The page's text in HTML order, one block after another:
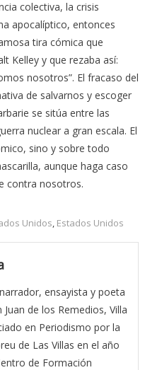
colectiva, la crisis
apocalíptico, entonces
tira cómica que
Kelley y que rezaba así:
nosotros”. El fracaso del
de salvarnos y escoger
se sitúa entre las
nuclear a gran escala. El
sino y sobre todo
aunque haga caso
contra nosotros.
Unidos Estados Unidos
ensayista y poeta
de los Remedios, Villa
en Periodismo por la
de Las Villas en el año
de Formación